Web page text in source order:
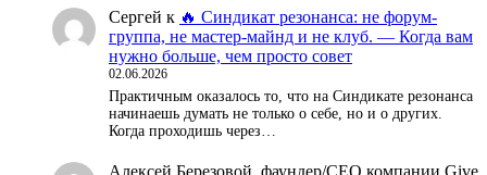
Сергей к 🔥 Синдикат резонанса: не форум-
группа, не мастер-майнд и не клуб. — Когда вам
нужно больше, чем просто совет
02.06.2026
Практичным оказалось то, что на Синдикате резонанса
начинаешь думать не только о себе, но и о других.
Когда проходишь через…
Алексей Березовой, фаундер/СЕО компании Give